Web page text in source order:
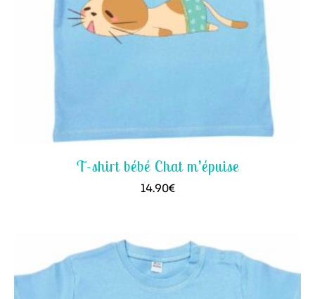
T-shirt bébé Chat m’épuise
14.90€